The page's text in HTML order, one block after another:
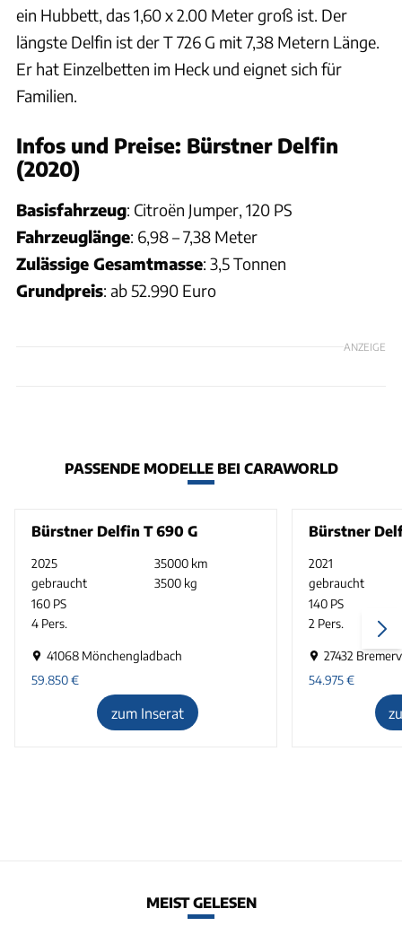
ein Hubbett, das 1,60 x 2.00 Meter groß ist. Der
längste Delfin ist der T 726 G mit 7,38 Metern Länge.
Er hat Einzelbetten im Heck und eignet sich für
Familien.
Infos und Preise: Bürstner Delfin
(2020)
Basisfahrzeug: Citroën Jumper, 120 PS
Fahrzeuglänge: 6,98 – 7,38 Meter
Zulässige Gesamtmasse: 3,5 Tonnen
Grundpreis: ab 52.990 Euro
ANZEIGE
PASSENDE MODELLE BEI CARAWORLD
Bürstner Delfin T 690 G
2025
35000 km
gebraucht
3500 kg
160 PS
4 Pers.
41068 Mönchengladbach
59.850€
zum Inserat
Bürstner
2021
gebraucht
140 PS
2 Pers.
27432
54.975€
MEIST GELESEN